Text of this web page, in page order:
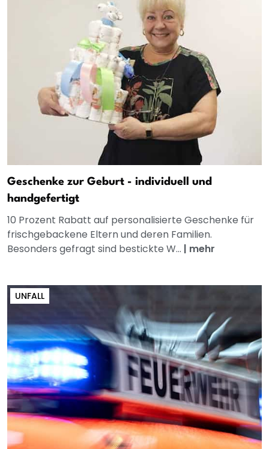
Geschenke zur Geburt - individuell und
handgefertigt
10 Prozent Rabatt auf personalisierte Geschenke für
frischgebackene Eltern und deren Familien.
Besonders gefragt sind bestickte W... | mehr
UNFALL